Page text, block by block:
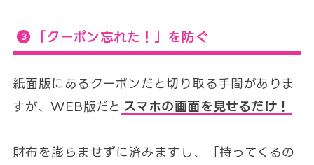
「クーポン忘れた！」を防ぐ
紙面版にあるクーポンだと切り取る手間がありま
すが、WEB版だと スマホの画面を見せるだけ！
財布を膨らませずに済みますし、「持ってくるの